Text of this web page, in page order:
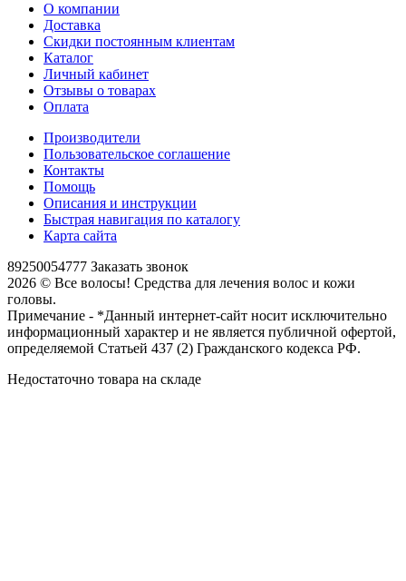
О компании
Доставка
Скидки постоянным клиентам
Каталог
Личный кабинет
Отзывы о товарах
Оплата
Производители
Пользовательское соглашение
Контакты
Помощь
Описания и инструкции
Быстрая навигация по каталогу
Карта сайта
89250054777 Заказать звонок
2026 © Все волосы! Средства для лечения волос и кожи
головы.
Примечание - *Данный интернет-сайт носит исключительно
информационный характер и не является публичной офертой,
определяемой Статьей 437 (2) Гражданского кодекса РФ.
Недостаточно товара на складе